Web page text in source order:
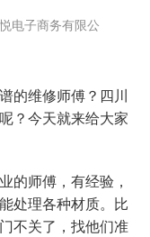
子商务有限公
的维修师傅？四川
？今天就来给大家
的师傅，有经验，
处理各种材质。比
不关了，找他们准